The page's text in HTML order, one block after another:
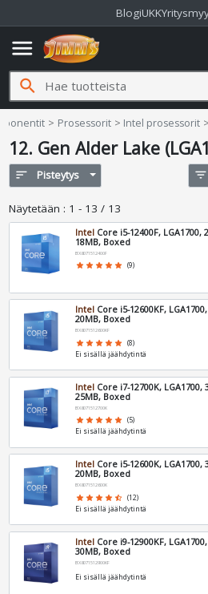
BlogiUKK
menu
search
Prosessorit Intel prosessorit
12. Gen Alder Lake
sort Pisteytys filter_list
Näytetään : 1 - 13 / 13
Intel Core i5-12400F, LGA1700,
18MB, Boxed
BX8071512400F
star star star star star (9)
Intel Core i5-12600KF,
20MB, Boxed
BX8071512600KF
star star star star star (8)
Ei sisällä jäähdytintä
Intel Core i7-12700K, LGA1700,
25MB, Boxed
BX8071512700K
star star star star star (5)
Ei sisällä jäähdytintä
Intel Core i5-12600K, LGA1700,
20MB, Boxed
BX8071512600K
star star star star star_half (12)
Ei sisällä jäähdytintä
Intel Core i9-12900KF,
30MB, Boxed
BX8071512900KF
Ei sisällä jäähdytintä